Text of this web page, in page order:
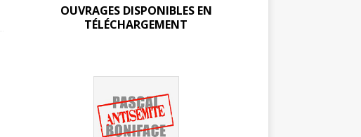
OUVRAGES DISPONIBLES EN
TÉLÉCHARGEMENT